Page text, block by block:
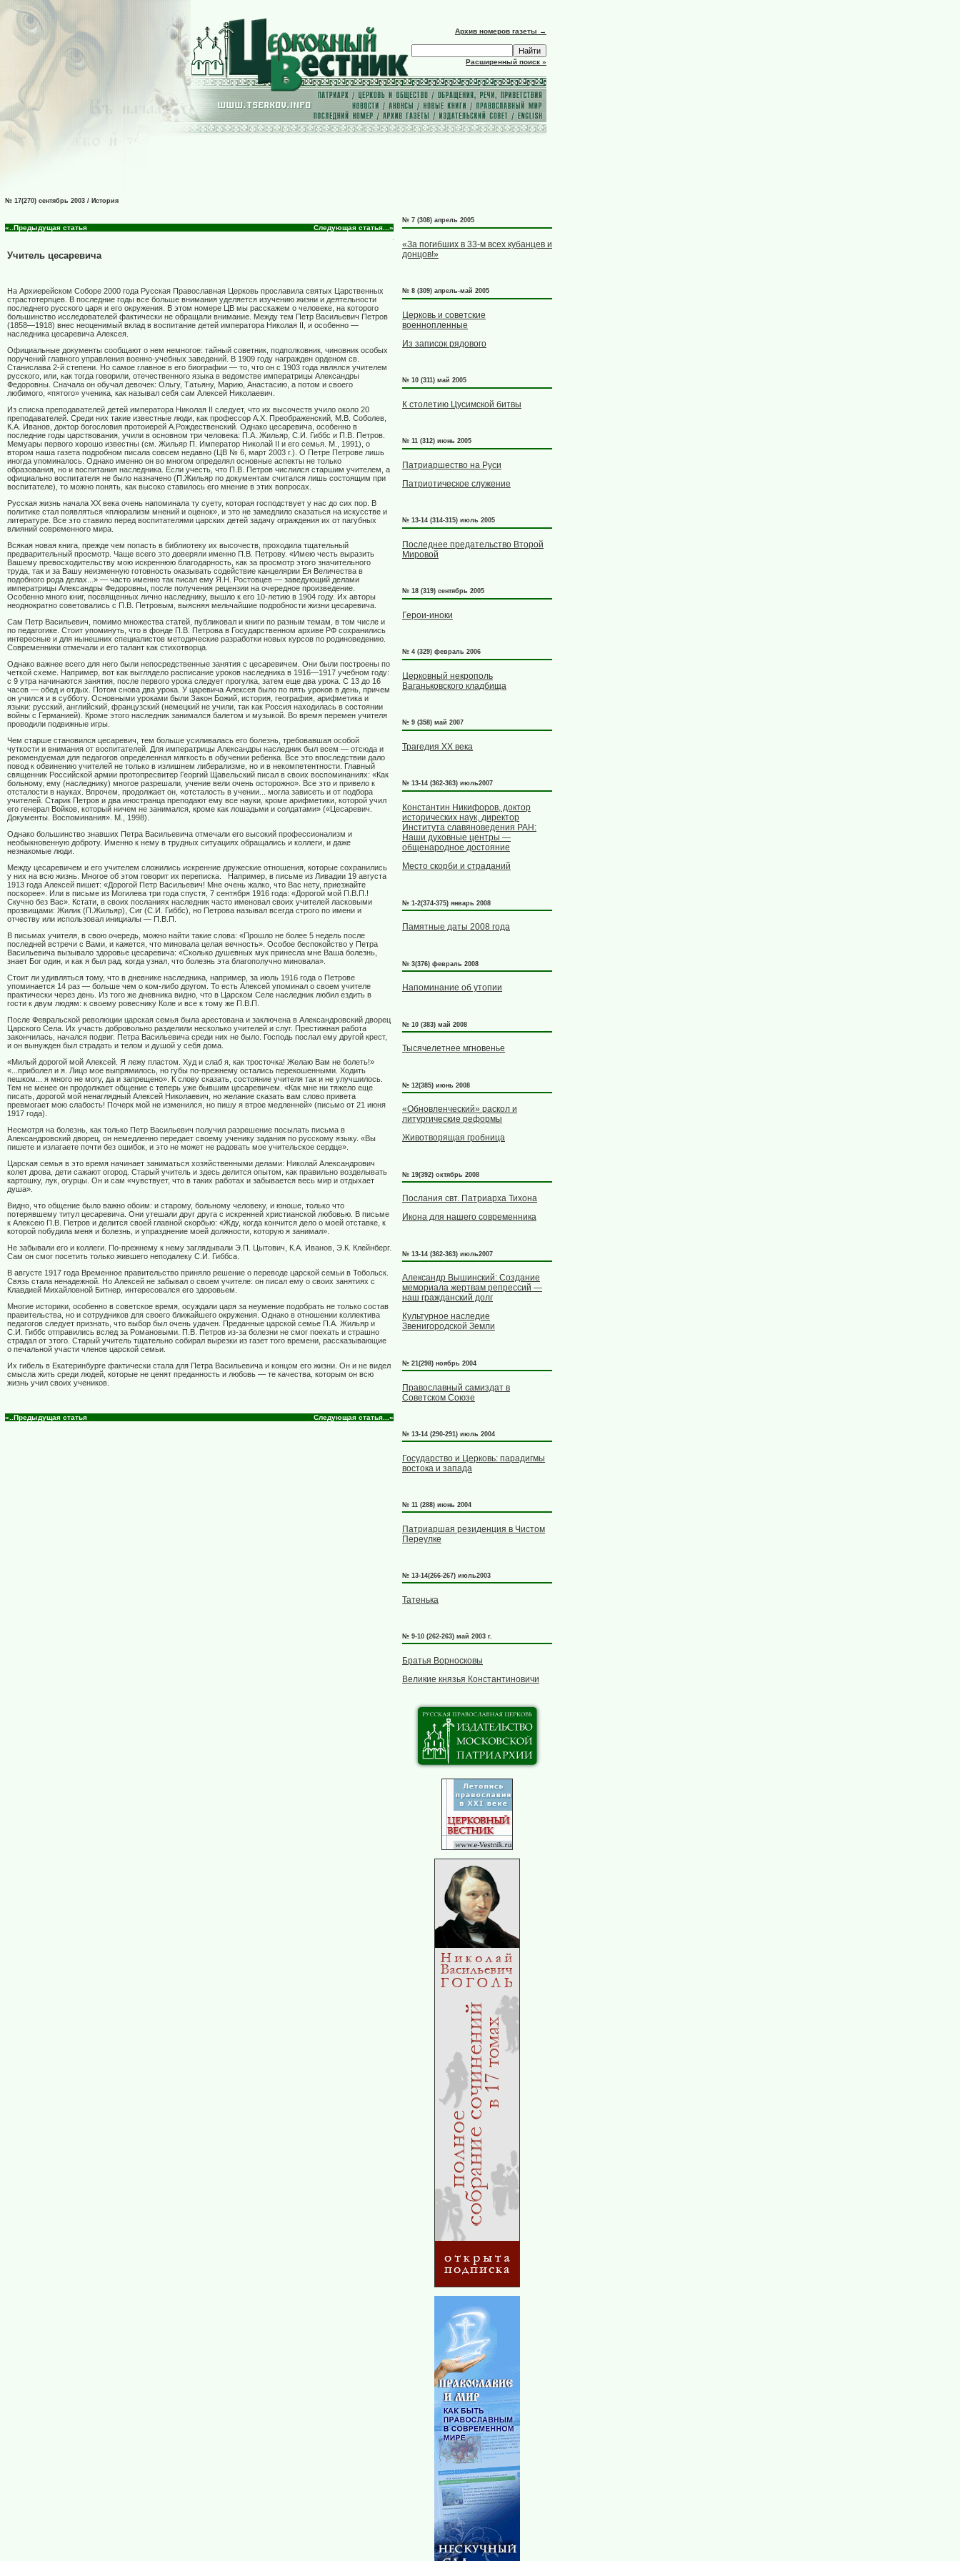
Архив номеров газеты →
Расширенный поиск »
№ 17(270) сентябрь 2003 / История
«..Предыдущая статья Следующая статья...»
Учитель цесаревича
На Архиерейском Соборе 2000 года Русская Православная Церковь прославила святых Царственных
страстотерпцев. В последние годы все больше внимания уделяется изучению жизни и деятельности
последнего русского царя и его окружения. В этом номере ЦВ мы расскажем о человеке, на которого
большинство исследователей фактически не обращали внимание. Между тем Петр Васильевич Петров
(1858—1918) внес неоценимый вклад в воспитание детей императора Николая II, и особенно —
наследника цесаревича Алексея.
Официальные документы сообщают о нем немногое: тайный советник, подполковник, чиновник особых
поручений главного управления военно-учебных заведений. В 1909 году награжден орденом св.
Станислава 2-й степени. Но самое главное в его биографии — то, что он с 1903 года являлся учителем
русского, или, как тогда говорили, отечественного языка в ведомстве императрицы Александры
Федоровны. Сначала он обучал девочек: Ольгу, Татьяну, Марию, Анастасию, а потом и своего
любимого, «пятого» ученика, как называл себя сам Алексей Николаевич.
Из списка преподавателей детей императора Николая II следует, что их высочеств учило около 20
преподавателей. Среди них такие известные люди, как профессор А.Х. Преображенский, М.В. Соболев,
К.А. Иванов, доктор богословия протоиерей А.Рождественский. Однако цесаревича, особенно в
последние годы царствования, учили в основном три человека: П.А. Жильяр, С.И. Гиббс и П.В. Петров.
Мемуары первого хорошо известны (см. Жильяр П. Император Николай II и его семья. М., 1991), о
втором наша газета подробном писала совсем недавно (ЦВ № 6, март 2003 г.). О Петре Петрове лишь
иногда упоминалось. Однако именно он во многом определял основные аспекты не только
образования, но и воспитания наследника. Если учесть, что П.В. Петров числился старшим учителем, а
официально воспитателя не было назначено (П.Жильяр по документам считался лишь состоящим при
воспитателе), то можно понять, как высоко ставилось его мнение в этих вопросах.
Русская жизнь начала ХХ века очень напоминала ту суету, которая господствует у нас до сих пор. В
политике стал появляться «плюрализм мнений и оценок», и это не замедлило сказаться на искусстве и
литературе. Все это ставило перед воспитателями царских детей задачу ограждения их от пагубных
влияний современного мира.
Всякая новая книга, прежде чем попасть в библиотеку их высочеств, проходила тщательный
предварительный просмотр. Чаще всего это доверяли именно П.В. Петрову. «Имею честь выразить
Вашему превосходительству мою искреннюю благодарность, как за просмотр этого значительного
труда, так и за Вашу неизменную готовность оказывать содействие канцелярии Ея Величества в
подобного рода делах...» — часто именно так писал ему Я.Н. Ростовцев — заведующий делами
императрицы Александры Федоровны, после получения рецензии на очередное произведение.
Особенно много книг, посвященных лично наследнику, вышло к его 10-летию в 1904 году. Их авторы
неоднократно советовались с П.В. Петровым, выясняя мельчайшие подробности жизни цесаревича.
Сам Петр Васильевич, помимо множества статей, публиковал и книги по разным темам, в том числе и
по педагогике. Стоит упоминуть, что в фонде П.В. Петрова в Государственном архиве РФ сохранились
интересные и для нынешних специалистов методические разработки новых курсов по родиноведению.
Современники отмечали и его талант как стихотворца.
Однако важнее всего для него были непосредственные занятия с цесаревичем. Они были построены по
четкой схеме. Например, вот как выглядело расписание уроков наследника в 1916—1917 учебном году:
с 9 утра начинаются занятия, после первого урока следует прогулка, затем еще два урока. С 13 до 16
часов — обед и отдых. Потом снова два урока. У царевича Алексея было по пять уроков в день, причем
он учился и в субботу. Основными уроками были Закон Божий, история, география, арифметика и
языки: русский, английский, французский (немецкий не учили, так как Россия находилась в состоянии
войны с Германией). Кроме этого наследник занимался балетом и музыкой. Во время перемен учителя
проводили подвижные игры.
Чем старше становился цесаревич, тем больше усиливалась его болезнь, требовавшая особой
чуткости и внимания от воспитателей. Для императрицы Александры наследник был всем — отсюда и
рекомендуемая для педагогов определенная мягкость в обучении ребенка. Все это впоследствии дало
повод к обвинению учителей не только в излишнем либерализме, но и в некомпетентности. Главный
священник Российской армии протопресвитер Георгий Щавельский писал в своих воспоминаниях: «Как
больному, ему (наследнику) многое разрешали, учение вели очень осторожно». Все это и привело к
отсталости в науках. Впрочем, продолжает он, «отсталость в учении... могла зависеть и от подбора
учителей. Старик Петров и два иностранца преподают ему все науки, кроме арифметики, которой учил
его генерал Войков, который ничем не занимался, кроме как лошадьми и солдатами» («Цесаревич.
Документы. Воспоминания». М., 1998).
Однако большинство знавших Петра Васильевича отмечали его высокий профессионализм и
необыкновенную доброту. Именно к нему в трудных ситуациях обращались и коллеги, и даже
незнакомые люди.
Между цесаревичем и его учителем сложились искренние дружеские отношения, которые сохранились
у них на всю жизнь. Многое об этом говорит их переписка.
Например, в письме из Ливадии 19 августа
1913 года Алексей пишет: «Дорогой Петр Васильевич! Мне очень жалко, что Вас нету, приезжайте
поскорее». Или в письме из Могилева три года спустя, 7 сентября 1916 года: «Дорогой мой П.В.П.!
Скучно без Вас». Кстати, в своих посланиях наследник часто именовал своих учителей ласковыми
прозвищами: Жилик (П.Жильяр), Сиг (С.И. Гиббс), но Петрова называл всегда строго по имени и
отчеству или использовал инициалы — П.В.П.
В письмах учителя, в свою очередь, можно найти такие слова: «Прошло не более 5 недель после
последней встречи с Вами, и кажется, что миновала целая вечность». Особое беспокойство у Петра
Васильевича вызывало здоровье цесаревича: «Сколько душевных мук принесла мне Ваша болезнь,
знает Бог один, и как я был рад, когда узнал, что болезнь эта благополучно миновала».
Стоит ли удивляться тому, что в дневнике наследника, например, за июль 1916 года о Петрове
упоминается 14 раз — больше чем о ком-либо другом. То есть Алексей упоминал о своем учителе
практически через день. Из того же дневника видно, что в Царском Селе наследник любил ездить в
гости к двум людям: к своему ровеснику Коле и все к тому же П.В.П.
После Февральской революции царская семья была арестована и заключена в Александровский дворец
Царского Села. Их участь добровольно разделили несколько учителей и слуг. Престижная работа
закончилась, начался подвиг. Петра Васильевича среди них не было. Господь послал ему другой крест,
и он вынужден был страдать и телом и душой у себя дома.
«Милый дорогой мой Алексей. Я лежу пластом. Худ и слаб я, как тросточка! Желаю Вам не болеть!»
«...приболел и я. Лицо мое выпрямилось, но губы по-прежнему остались перекошенными. Ходить
пешком... я много не могу, да и запрещено». К слову сказать, состояние учителя так и не улучшилось.
Тем не менее он продолжает общение с теперь уже бывшим цесаревичем. «Как мне ни тяжело еще
писать, дорогой мой ненаглядный Алексей Николаевич, но желание сказать вам слово привета
превмогает мою слабость! Почерк мой не изменился, но пишу я втрое медленней» (письмо от 21 июня
1917 года).
Несмотря на болезнь, как только Петр Васильевич получил разрешение посылать письма в
Александровский дворец, он немедленно передает своему ученику задания по русскому языку. «Вы
пишете и излагаете почти без ошибок, и это не может не радовать мое учительское сердце».
Царская семья в это время начинает заниматься хозяйственными делами: Николай Александрович
колет дрова, дети сажают огород. Старый учитель и здесь делится опытом, как правильно возделывать
картошку, лук, огурцы. Он и сам «чувствует, что в таких работах и забывается весь мир и отдыхает
душа».
Видно, что общение было важно обоим: и старому, больному человеку, и юноше, только что
потерявшему титул цесаревича. Они утешали друг друга с искренней христианской любовью. В письме
к Алексею П.В. Петров и делится своей главной скорбью: «Жду, когда кончится дело о моей отставке, к
которой побудила меня и болезнь, и упразднение моей должности, которую я занимал».
Не забывали его и коллеги. По-прежнему к нему заглядывали Э.П. Цытович, К.А. Иванов, Э.К. Клейнберг.
Сам он смог посетить только жившего неподалеку С.И. Гиббса.
В августе 1917 года Временное правительство приняло решение о переводе царской семьи в Тобольск.
Связь стала ненадежной. Но Алексей не забывал о своем учителе: он писал ему о своих занятиях с
Клавдией Михайловной Битнер, интересовался его здоровьем.
Многие историки, особенно в советское время, осуждали царя за неумение подобрать не только состав
правительства, но и сотрудников для своего ближайшего окружения. Однако в отношении коллектива
педагогов следует признать, что выбор был очень удачен. Преданные царской семье П.А. Жильяр и
С.И. Гиббс отправились вслед за Романовыми. П.В. Петров из-за болезни не смог поехать и страшно
страдал от этого. Старый учитель тщательно собирал вырезки из газет того времени, рассказывающие
о печальной участи членов царской семьи.
Их гибель в Екатеринбурге фактически стала для Петра Васильевича и концом его жизни. Он и не видел
смысла жить среди людей, которые не ценят преданность и любовь — те качества, которым он всю
жизнь учил своих учеников.
«..Предыдущая статья Следующая статья...»
№ 7 (308) апрель 2005
«За погибших в 33-м всех кубанцев и
донцов!»
№ 8 (309) апрель-май 2005
Церковь и советские
военнопленные
Из записок рядового
№ 10 (311) май 2005
К cтолетию Цусимской битвы
№ 11 (312) июнь 2005
Патриаршество на Руси
Патриотическое служение
№ 13-14 (314-315) июль 2005
Последнее предательство Второй
Мировой
№ 18 (319) сентябрь 2005
Герои-иноки
№ 4 (329) февраль 2006
Церковный некрополь
Ваганьковского кладбища
№ 9 (358) май 2007
Трагедия XX века
№ 13-14 (362-363) июль2007
Константин Никифоров, доктор
исторических наук, директор
Института славяноведения РАН:
Наши духовные центры —
общенародное достояние
Место скорби и страданий
№ 1-2(374-375) январь 2008
Памятные даты 2008 года
№ 3(376) февраль 2008
Напоминание об утопии
№ 10 (383) май 2008
Тысячелетнее мгновенье
№ 12(385) июнь 2008
«Обновленческий» раскол и
литургические реформы
Животворящая гробница
№ 19(392) октябрь 2008
Послания свт. Патриарха Тихона
Икона для нашего современника
№ 13-14 (362-363) июль2007
Александр Вышинский: Создание
мемориала жертвам репрессий —
наш гражданский долг
Культурное наследие
Звенигородской Земли
№ 21(298) ноябрь 2004
Православный самиздат в
Советском Союзе
№ 13-14 (290-291) июль 2004
Государство и Церковь: парадигмы
востока и запада
№ 11 (288) июнь 2004
Патриаршая резиденция в Чистом
Переулке
№ 13-14(266-267) июль2003
Татенька
№ 9-10 (262-263) май 2003 г.
Братья Ворносковы
Великие князья Константиновичи